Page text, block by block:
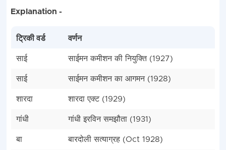
Explanation -
ट्रिकी वर्ड वर्णन
साई साईमन कमीशन की नियुक्ति (1927)
साई साईमन कमीशन का आगमन (1928)
शारदा शारदा एक्ट (1929)
गांधी गांधी इरविन समझौता (1931)
बा बारदोली सत्याग्रह (Oct 1928)